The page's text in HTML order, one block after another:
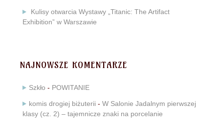
Kulisy otwarcia Wystawy „Titanic: The Artifact
Exhibition” w Warszawie
NAJNOWSZE KOMENTARZE
Szkło - POWITANIE
komis drogiej biżuterii - W Salonie Jadalnym pierwszej
klasy (cz. 2) – tajemnicze znaki na porcelanie